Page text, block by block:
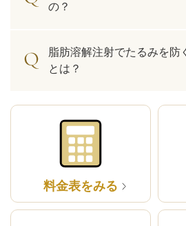
の？
脂肪溶解注射でたるみを防
とは？
料金表をみる